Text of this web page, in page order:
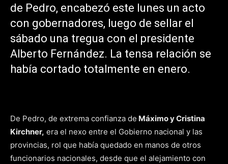
de Pedro, encabezó este lunes un acto
con gobernadores, luego de sellar el
sábado una tregua con el presidente
Alberto Fernández. La tensa relación se
había cortado totalmente en enero.
De Pedro, de extrema confianza de Máximo y Cristina
Kirchner, era el nexo entre el Gobierno nacional y las
provincias, rol que había quedado en manos de otros
funcionarios nacionales, desde que el alejamiento con